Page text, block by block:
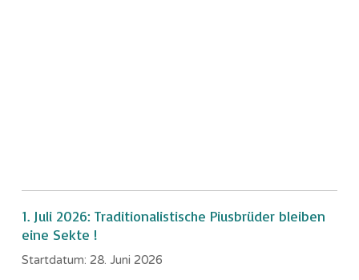
1. Juli 2026: Traditionalistische Piusbrüder bleiben
eine Sekte !
Startdatum: 28. Juni 2026